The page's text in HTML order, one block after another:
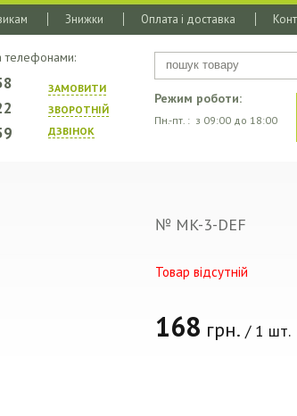
Знижки Оплата і доставка
Режим роботи:
Пн.-пт. : з 09:00 до 18:00
телефонами:
ЗАМОВИТИ
ЗВОРОТНIЙ
ДЗВIНОК
№ MK-3-DEF
Товар відсутній
168 грн. / 1 шт.